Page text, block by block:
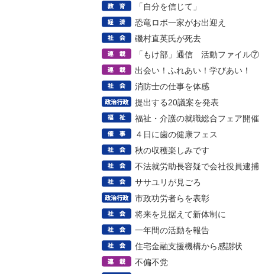
「自分を信じて」
恐竜ロボ一家がお出迎え
磯村直英氏が死去
「もけ部」通信 活動ファイル⑦
出会い！ふれあい！学びあい！
消防士の仕事を体感
提出する20議案を発表
福祉・介護の就職総合フェア開催
４日に歯の健康フェス
秋の収穫楽しみです
不法就労助長容疑で会社役員逮捕
ササユリが見ごろ
市政功労者らを表彰
将来を見据えて新体制に
一年間の活動を報告
住宅金融支援機構から感謝状
不偏不党